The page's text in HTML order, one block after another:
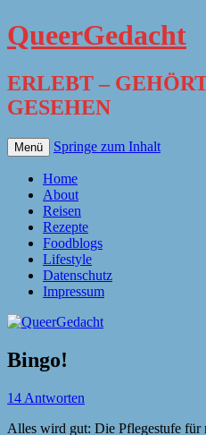
QueerGedacht
ERLEBT –
GESEHEN
Menü Springe zum Inhalt
Home
About
Reisen
Rezepte
Foodblogs
Lifestyle
Datenschutz
Impressum
Bingo!
14 Antworten
Alles wird gut: Die Pflegestufe für